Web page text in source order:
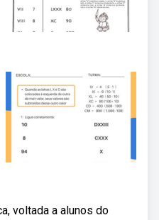
voltada a alunos do